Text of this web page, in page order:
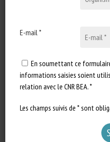
E-mail *
En soumettant ce
informations saisies soient
relation avec le CNR BEA. *
Les champs suivis de * sont